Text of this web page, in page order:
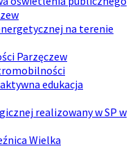
na terenie
Parzęczew
edukacja
realizowany w SP w
Wielka